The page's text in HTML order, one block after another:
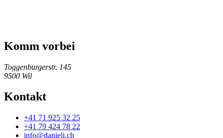
Komm vorbei
Toggenburgerstr. 145
9500 Wil
Kontakt
+41 71 925 32 25
+41 79 424 78 22
info@danieli.ch